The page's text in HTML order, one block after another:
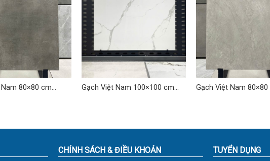
80×80 cm
Gạch Việt Nam 100×100 cm
Gạch Việt Nam
CHÍNH SÁCH & ĐIỀU KHOẢN TUYỂN DỤNG